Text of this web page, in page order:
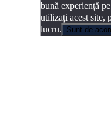
bună experiență
utilizați acest site,
lucru.
Sunt de